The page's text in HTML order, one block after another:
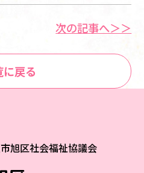
に戻る
次の記事へ＞＞
旭区社会福祉協議会